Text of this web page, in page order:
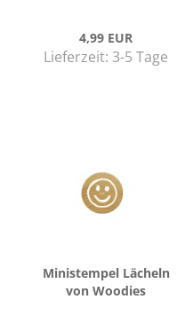
4,99 EUR
Lieferzeit: 3-5 Tage
Mi­ni­s­tem­pel Lä­cheln
von Woo­dies